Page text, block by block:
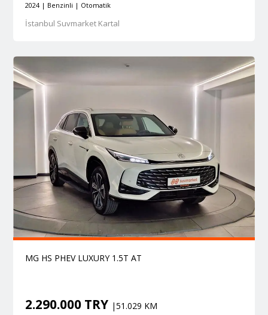
2024 | Benzinli | Otomatik
İstanbul Suvmarket Kartal
MG HS PHEV LUXURY 1.5T AT
2.290.000 TRY |51.029 KM